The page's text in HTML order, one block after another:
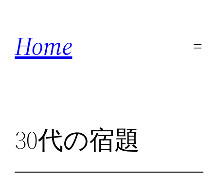
Home
30代の宿題